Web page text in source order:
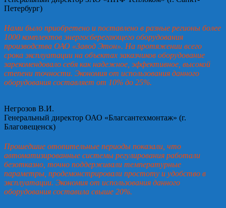
Петербург)
Нами было приобретено и поставлено в разные регионы более
1000 комплектов энергосберегающего оборудования
производства ОАО «Завод Этон». На протяжении всего
срока эксплуатации на объектах заказчиков оборудование
зарекомендовало себя как надежное, эффективное, высокой
степени точности. Экономия от использования данного
оборудования составляет от 10% до 25%.
Негрозов В.И.
Генеральный директор ОАО «Благсантехмонтаж» (г.
Благовещенск)
Прошедшие отопительные периоды показали, что
автоматизированные системы регулирования работали
безотказно, точно поддерживали температурные
параметры, продемонстрировали простоту и удобство в
эксплуатации. Экономия от использования данного
оборудования составила свыше 20%.